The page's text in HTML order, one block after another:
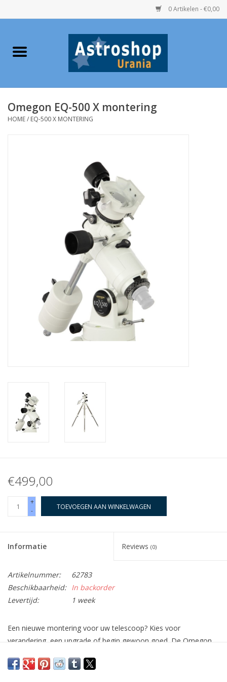
0 Artikelen - €0,00
Home
Telescopen
Aanbiedingen
Monteringen
Zonnewaarneming
Cadeaubonnen
Omegon EQ-500 X montering
HOME/ EQ-500 X MONTERING
€499,00
+
-
TOEVOEGEN AAN WINKELWAGEN
Informatie Reviews (0)
Artikelnummer:
62783
Beschikbaarheid: In backorder
Levertijd:
1 week
Een nieuwe montering voor uw telescoop? Kies voor
verandering, een upgrade of begin gewoon goed. De Omegon
telescooptubussen met een opening tot ongeveer 200 mm en